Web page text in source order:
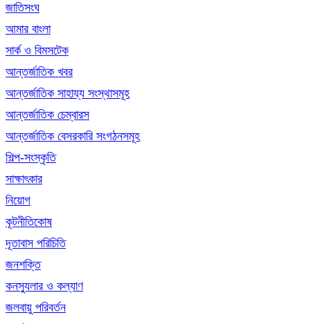
জাতিসংঘ
আমার বাংলা
সার্ক ও বিমসটেক
আন্তর্জাতিক খবর
আন্তর্জাতিক সাহায্য সংস্থাসমূহ
আন্তর্জাতিক চেম্বারস
আন্তর্জাতিক বেসরকারি সংগঠনসমূহ
শিল্প-সংস্কৃতি
সাক্ষাৎকার
নিয়োগ
কূটনীতিকোষ
দূতাবাস পরিচিতি
জনশক্তি
কনস্যুলার ও কল্যাণ
জলবায়ু পরিবর্তন